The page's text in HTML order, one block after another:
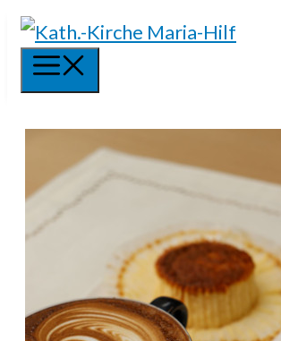
Springe
zum